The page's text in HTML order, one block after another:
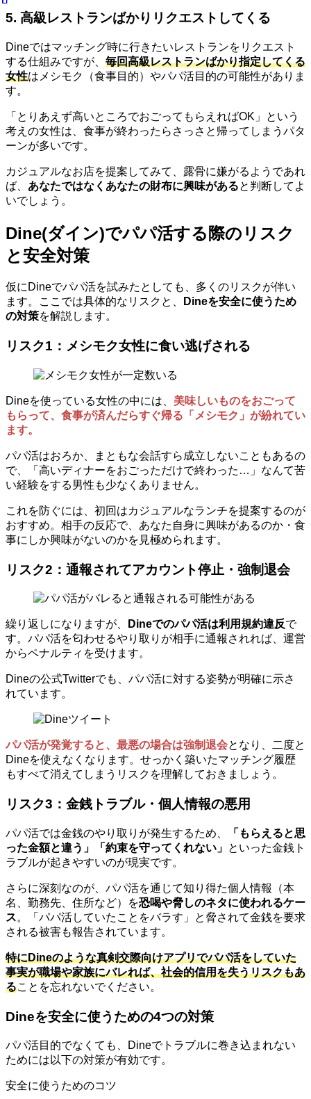
5. 高級レストランばかりリクエストしてくる
Dineではマッチング時に行きたいレストランをリクエスト
する仕組みですが、 毎回高級レストランばかり指定してくる
女性はメシモク（食事目的）やパパ活目的の可能性がありま
す。
「とりあえず高いところでおごってもらえればOK」という
考えの女性は、食事が終わったらさっさと帰ってしまうパタ
ーンが多いです。
カジュアルなお店を提案してみて、露骨に嫌がるようであれ
ば、 あなたではなくあなたの財布に興味があると判断してよ
いでしょう。
Dine(ダイン)でパパ活する際のリスク
と安全対策
仮にDineでパパ活を試みたとしても、多くのリスクが伴い
ます。ここでは具体的なリスクと、
Dineを安全に使うため
の対策を解説します。
リスク1：メシモク女性に食い逃げされる
Dineを使っている女性の中には、 美味しいものをおごって
もらって、食事が済んだらすぐ帰る「メシモク」が紛れてい
ます。
パパ活はおろか、まともな会話すら成立しないこともあるの
で、「高いディナーをおごっただけで終わった…」なんて苦
い経験をする男性も少なくありません。
これを防ぐには、初回はカジュアルなランチを提案するのが
おすすめ。相手の反応で、あなた自身に興味があるのか・食
事にしか興味がないのかを見極められます。
リスク2：通報されてアカウント停止・強制退会
繰り返しになりますが、 Dineでのパパ活は利用規約違反で
す。パパ活を匂わせるやり取りが相手に通報されれば、運営
からペナルティを受けます。
Dineの公式Twitterでも、パパ活に対する姿勢が明確に示さ
れています。
パパ活が発覚すると、最悪の場合は強制退会となり、二度と
Dineを使えなくなります。せっかく築いたマッチング履歴
もすべて消えてしまうリスクを理解しておきましょう。
リスク3：金銭トラブル・個人情報の悪用
パパ活では金銭のやり取りが発生するため、
「もらえると思
った金額と違う」「約束を守ってくれない」 といった金銭ト
ラブルが起きやすいのが現実です。
さらに深刻なのが、パパ活を通じて知り得た個人情報（本
名、勤務先、住所など）を恐喝や脅しのネタに使われるケー
ス。「パパ活していたことをバラす」と脅されて金銭を要求
される被害も報告されています。
特にDineのような真剣交際向けアプリでパパ活をしていた
事実が職場や家族にバレれば、社会的信用を失うリスクもあ
ることを忘れないでください。
Dineを安全に使うための4つの対策
パパ活目的でなくても、Dineでトラブルに巻き込まれない
ためには以下の対策が有効です。
安全に使うためのコツ